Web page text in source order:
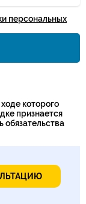
персональных
которого
признается
обязательства